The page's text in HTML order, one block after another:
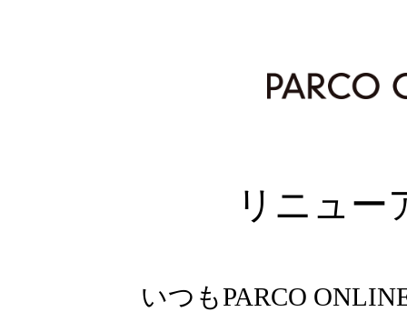
リニュー
いつもPARCO